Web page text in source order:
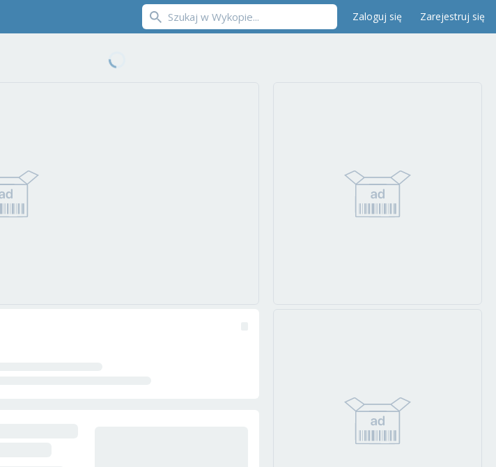
Zaloguj się Zarejestruj się